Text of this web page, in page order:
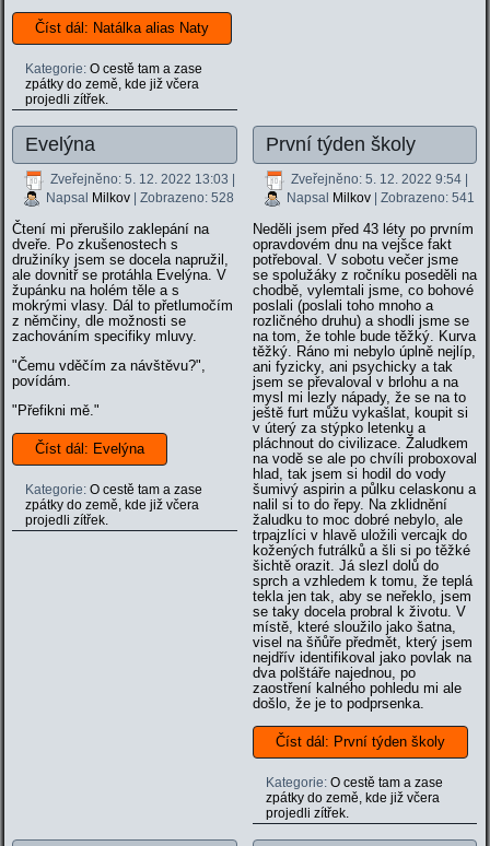
Číst dál: Natálka alias Naty
Kategorie:O cestě tam a zase
zpátky do země, kde již včera
projedli zítřek.
Evelýna
Zveřejněno: 5. 12. 2022 13:03
Napsal Milkov | Zobrazeno: 528
Čtení mi přerušilo zaklepání na
dveře. Po zkušenostech s
družiníky jsem se docela napružil,
ale dovnitř se protáhla Evelýna. V
župánku na holém těle a s
mokrými vlasy. Dál to přetlumočím
z němčiny, dle možnosti se
zachováním specifiky mluvy.
"Čemu vděčím za návštěvu?",
povídám.
"Přefikni mě."
Číst dál: Evelýna
Kategorie:O cestě tam a zase
zpátky do země, kde již včera
projedli zítřek.
První týden školy
Zveřejněno: 5. 12. 2022 9:54|
Napsal Milkov| Zobrazeno: 541
Neděli jsem před 43 léty po prvním
opravdovém dnu na vejšce fakt
potřeboval. V sobotu večer jsme
se spolužáky z ročníku poseděli na
chodbě, vylemtali jsme, co bohové
poslali (poslali toho mnoho a
rozličného druhu) a shodli jsme se
na tom, že tohle bude těžký. Kurva
těžký. Ráno mi nebylo úplně nejlíp,
ani fyzicky, ani psychicky a tak
jsem se převaloval v brlohu a na
mysl mi lezly nápady, že se na to
ještě furt můžu vykašlat, koupit si
v úterý za stýpko letenku a
pláchnout do civilizace. Žaludkem
na vodě se ale po chvíli proboxoval
hlad, tak jsem si hodil do vody
šumivý aspirin a půlku celaskonu a
nalil si to do řepy. Na zklidnění
žaludku to moc dobré nebylo, ale
trpajzlíci v hlavě uložili vercajk do
kožených futrálků a šli si po těžké
šichtě orazit. Já slezl dolů do
sprch a vzhledem k tomu, že teplá
tekla jen tak, aby se neřeklo, jsem
se taky docela probral k životu. V
místě, které sloužilo jako šatna,
visel na šňůře předmět, který jsem
nejdřív identifikoval jako povlak na
dva polštáře najednou, po
zaostření kalného pohledu mi ale
došlo, že je to podprsenka.
Číst dál: První týden školy
Kategorie: O cestě tam a zase
zpátky do země, kde již včera
projedli zítřek.